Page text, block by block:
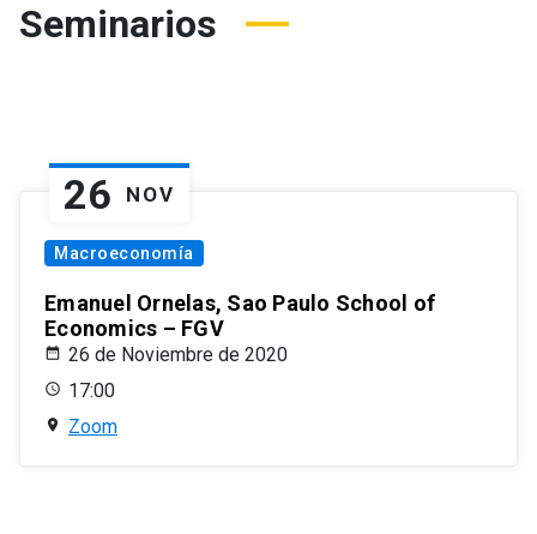
Seminarios
26 NOV
Macroeconomía
Emanuel Ornelas, Sao Paulo School of
Economics – FGV
26 de Noviembre de 2020
17:00
Zoom